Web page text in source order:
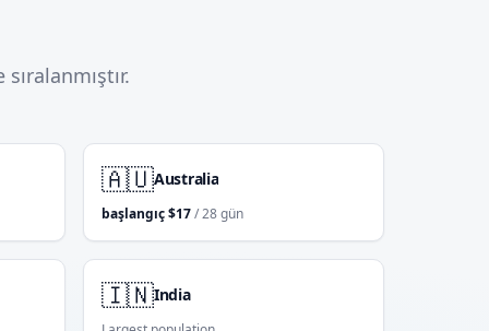
🇦🇺Australia
başlangıç$17/ 28 gün
🇮🇳India